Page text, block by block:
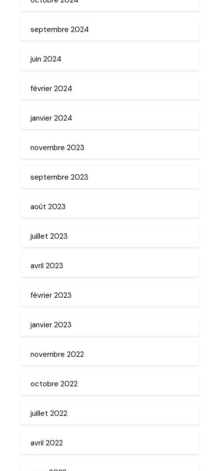
septembre 2024
juin 2024
février 2024
janvier 2024
novembre 2023
septembre 2023
août 2023
juillet 2023
avril 2023
février 2023
janvier 2023
novembre 2022
octobre 2022
juillet 2022
avril 2022